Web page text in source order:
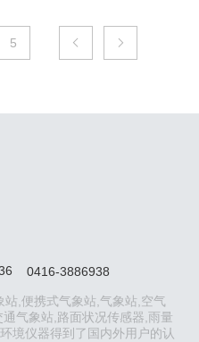
5  
0416-3886938
,便携式气象站,气象站,空气
气象站,路面状况传感器,雨量
境仪器得到了国内外用户的认